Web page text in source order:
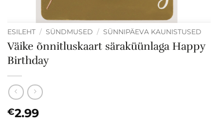
ESILEHT / SÜNDMUSED / SÜNNIPÄEVA KAUNISTUSED
Väike õnnitluskaart säraküünlaga Happy
Birthday
€2.99